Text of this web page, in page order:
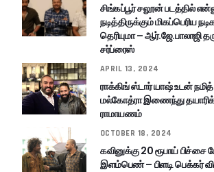
சிங்கப்பூர் சலூன் படத்தில்
நடித்திருக்கும் மிகப்பெரிய
தெரியுமா – ஆர்.ஜே.பாலாஜி
சர்ப்ரைஸ்
APRIL 13, 2024
ராக்கிங் ஸ்டார் யாஷ் உடன் நமித்
மல்கோத்ரா இணைந்து
ராமாயணம்
OCTOBER 18, 2024
கவினுக்கு 20 ரூபாய் பிச்சை
இளம்பெண் – பிளடி பெக்கர்